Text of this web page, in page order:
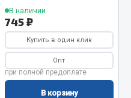
В наличии
745 ₽
Купить в один клик
Опт
при полной предоплате
В корзину